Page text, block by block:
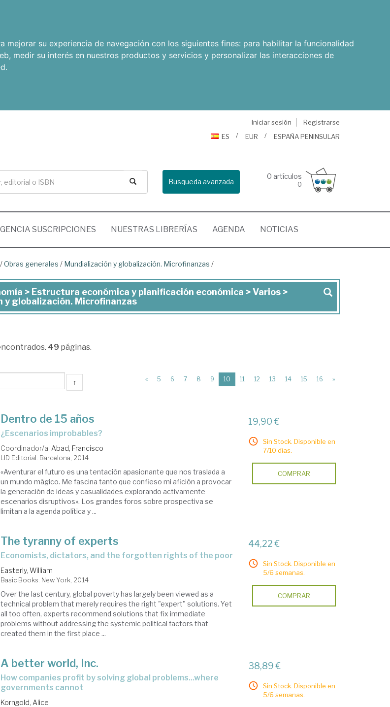
su experiencia de navegación con los siguientes fines: para habilitar la funcionalidad
, medir su interés en nuestros productos y servicios y personalizar las interacciones de
.
Iniciar sesión
Registrarse
ES
EUR ESPAÑA PENINSULAR
Busqueda avanzada
0 artículos
0
SUSCRIPCIONES NUESTRAS LIBRERÍAS AGENDA NOTICIAS
/Obras generales / Mundialización y globalización. Microfinanzas /
> Estructura económica y planificación económica > Varios >
y globalización. Microfinanzas
49 páginas.
↑ « 5 6 7 8 9 10 (current)
11 12 13 14 15 16 »
Dentro de 15 años
¿escenarios improbables?
Coordinador/a. Abad, Francisco
LID Editorial. Barcelona, 2014
«Aventurar el futuro es una tentación apasionante que nos traslada a
un mundo mágico. Me fascina tanto que confieso mi afición a provocar
la generación de ideas y casualidades explorando activamente
escenarios disruptivos». Los grandes foros sobre prospectiva se
limitan a la agenda política y ...
19,90 €
Sin Stock. Disponible en
7/10 días.
COMPRAR
The tyranny of experts
economists, dictators, and the forgotten rights of the poor
Easterly, William
Basic Books. New York, 2014
Over the last century, global poverty has largely been viewed as a
technical problem that merely requires the right "expert" solutions. Yet
all too often, experts recommend solutions that fix immediate
problems without addressing the systemic political factors that
created them in the first place ...
44,22 €
Sin Stock. Disponible en
5/6 semanas.
COMPRAR
A better world, Inc.
how companies profit by solving global problems...where
governments cannot
Korngold, Alice
38,89 €
Sin Stock. Disponible en
5/6 semanas.